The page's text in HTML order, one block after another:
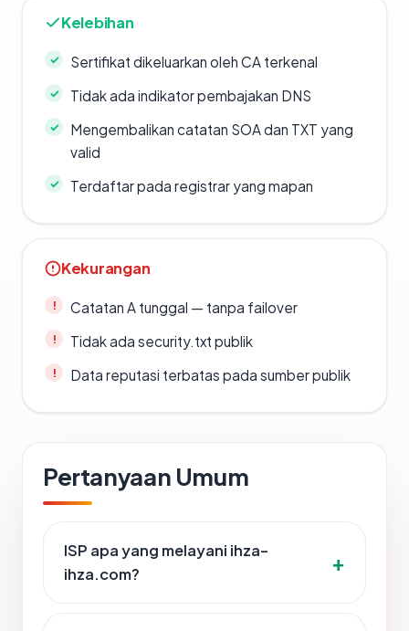
Kelebihan
Sertifikat dikeluarkan oleh CA terkenal
Tidak ada indikator pembajakan DNS
Mengembalikan catatan SOA dan TXT yang
valid
Terdaftar pada registrar yang mapan
Kekurangan
Catatan A tunggal — tanpa failover
Tidak ada security.txt publik
Data reputasi terbatas pada sumber publik
Pertanyaan Umum
ISP apa yang melayani ihza-
ihza.com?